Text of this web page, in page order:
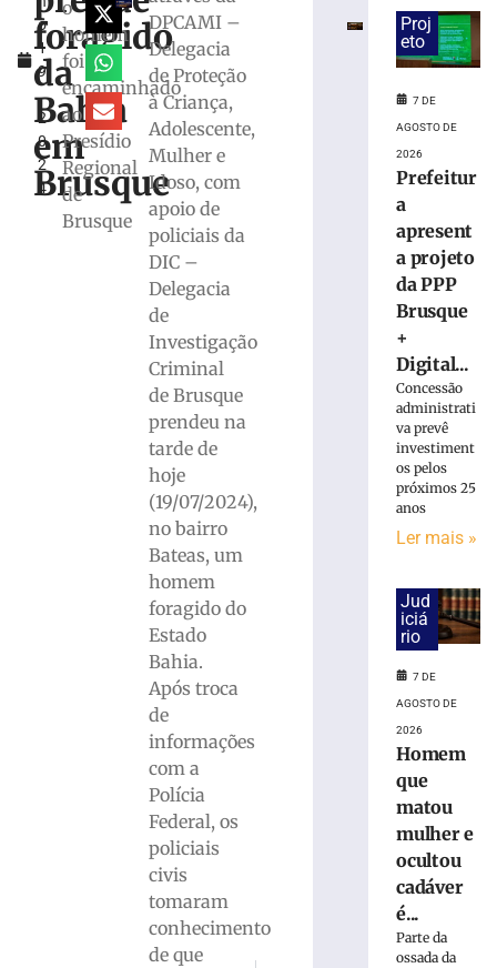
o
1
9
,
2
0
2
4
foragido
da
Bahia
em
Brusque
o
homem
foi
encaminhado
ao
Presídio
Regional
de
Brusque
DPCAMI –
Delegacia
de Proteção
à Criança,
Adolescente,
Mulher e
Idoso, com
apoio de
policiais da
DIC –
Delegacia
de
Investigação
Criminal
de Brusque
prendeu na
tarde de
hoje
(19/07/2024),
no bairro
Bateas, um
homem
foragido do
Estado
Bahia.
Após troca
de
informações
com a
Polícia
Federal, os
policiais
civis
tomaram
conhecimento
de que
mulher
e
ocultou
condenado
prisão
parcialmente
mangue
Proj
eto
7 DE
AGOSTO DE
2026
Prefeitur
a
apresent
a projeto
da PPP
Brusque
+
Digital...
Concessão
administrati
va prevê
investiment
os pelos
próximos 25
anos
Ler mais »
Jud
iciá
rio
7 DE
AGOSTO DE
2026
Homem
que
matou
mulher e
ocultou
cadáver
é...
Parte da
ossada da